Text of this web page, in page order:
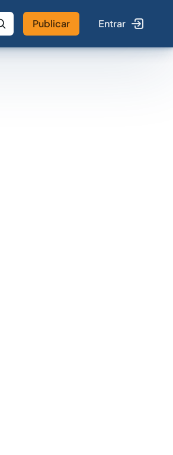
Publicar Entrar